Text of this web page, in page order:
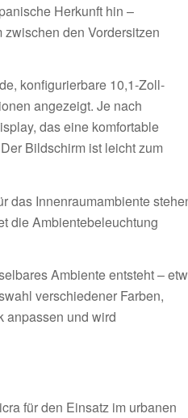
Herkunft hin –
den Vordersitzen
konfigurierbare 10,1-Zoll-
angezeigt. Je nach
das eine komfortable
Bildschirm ist leicht zum
das Innenraumambiente
die Ambientebeleuchtung
Ambiente entsteht –
verschiedener Farben,
anpassen und wird
für den Einsatz im urbanen